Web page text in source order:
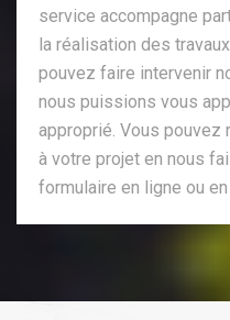
service accompagne
la réalisation des
pouvez faire intervenir
nous puissions vous
approprié. Vous pouvez
à votre projet en nous
formulaire en ligne ou